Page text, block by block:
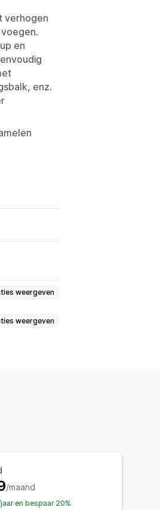
verhogen
en
enz.
weergeven
weergeven
/maand
en bespaar 20%